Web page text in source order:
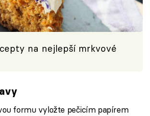
na nejlepší mrkvové
formu vyložte pečicím papírem